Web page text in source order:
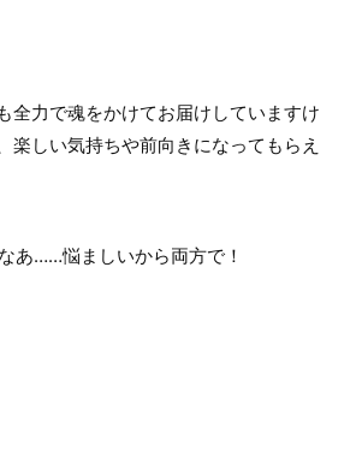
力で魂をかけてお届けしていますけ
しい気持ちや前向きになってもらえ
あ……悩ましいから両方で！